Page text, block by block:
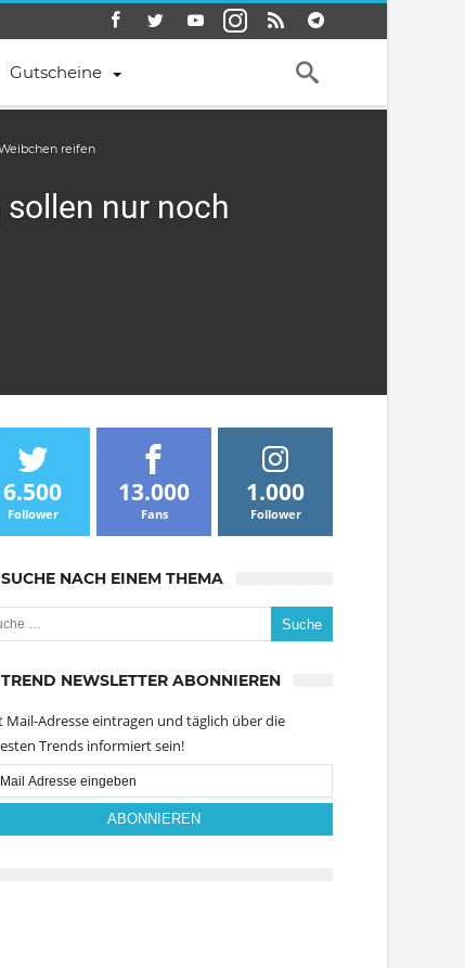
Gutscheine
reifen
nur noch
6.500
Follower
13.000
Fans
1.000
Follower
SUCHE NACH EINEM THEMA
TREND NEWSLETTER ABONNIEREN
Mail-Adresse eintragen und täglich über die
Trends informiert sein!
ABONNIEREN